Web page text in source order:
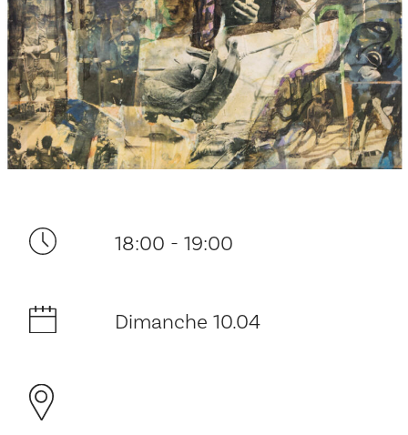
Ditt besøk
Musikk
Historie og arkitektur
18:00 - 19:00
Dimanche 10.04